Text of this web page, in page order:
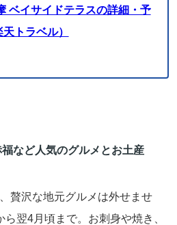
ベイサイドテラスの詳細・予
トラベル）
など人気のグルメとお土産
贅沢な地元グルメは外せませ
翌4月頃まで。お刺身や焼き、